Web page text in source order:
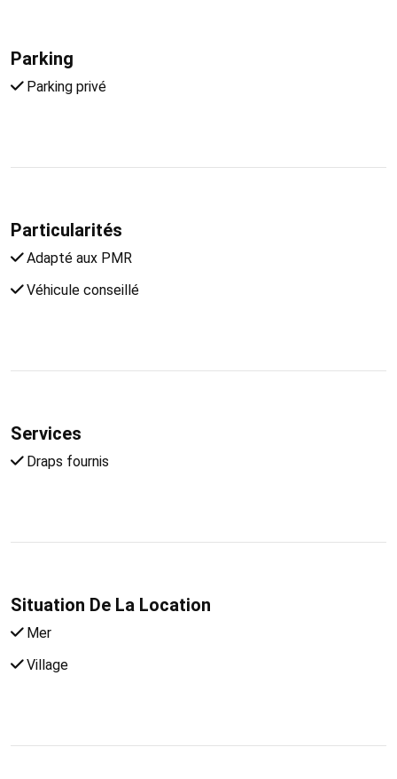
Parking
Parking privé
Particularités
Adapté aux PMR
Véhicule conseillé
Services
Draps fournis
Situation De La Location
Mer
Village